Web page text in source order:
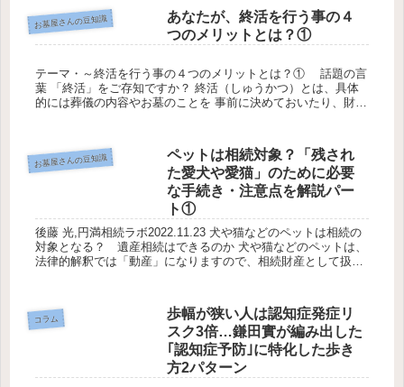
お墓屋さんの豆知識
あなたが、終活を行う事の４
つのメリットとは？①
テーマ・～終活を行う事の４つのメリットとは？① 話題の言
葉 「終活」をご存知ですか？ 終活（しゅうかつ）とは、具体
的には葬儀の内容やお墓のことを 事前に決めておいたり、財産
お墓屋さんの豆知識
ペットは相続対象？「残され
た愛犬や愛猫」のために必要
な手続き・注意点を解説パー
ト①
後藤 光,円満相続ラボ2022.11.23 犬や猫などのペットは相続の
対象となる？ 遺産相続はできるのか 犬や猫などのペットは、
法律的解釈では「動産」になりますので、相続財産として扱わ
コラム
歩幅が狭い人は認知症発症リ
スク3倍…鎌田實が編み出した
｢認知症予防｣に特化した歩き
方2パターン